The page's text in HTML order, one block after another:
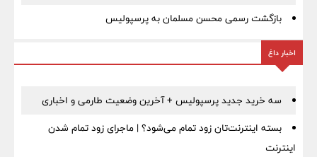
بازگشت رسمی محسن مسلمان به پرسپولیس
اخبار داغ
سه خرید جدید پرسپولیس + آخرین وضعیت طارمی و اخباری
بسته اینترنت‌تان زود تمام می‌شود؟ | ماجرای زود تمام شدن
اینترنت